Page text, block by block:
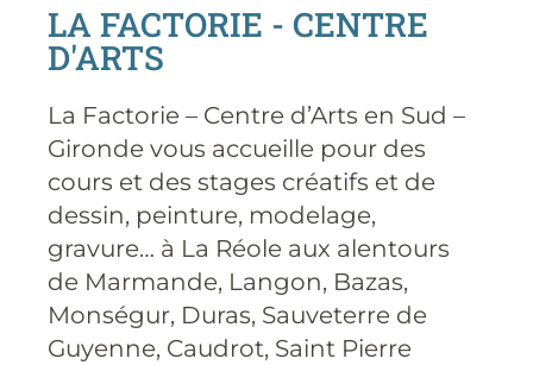
LA FACTORIE - CENTRE
D'ARTS
La Factorie – Centre d’Arts en Sud –
Gironde vous accueille pour des
cours et des stages créatifs et de
dessin, peinture, modelage,
gravure… à La Réole aux alentours
de Marmande, Langon, Bazas,
Monségur, Duras, Sauveterre de
Guyenne, Caudrot, Saint Pierre